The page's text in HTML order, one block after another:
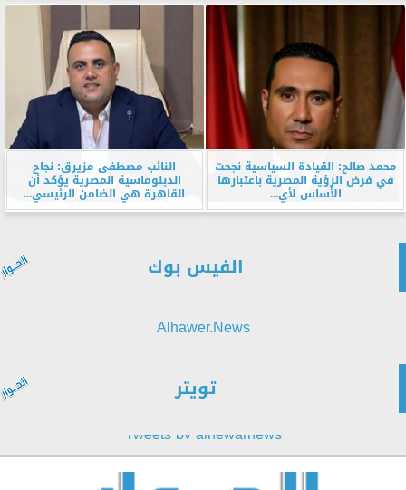
محمد صالح: القيادة السياسية نجحت
في فرض الرؤية المصرية باعتبارها
الأساس لأي...
النائب مصطفى مزيرق: نجاح
الدبلوماسية المصرية يؤكد أن
القاهرة هي الضامن الرئيسي...
الفيس بوك
Alhawer.News
تويتر
Tweets by alhewarnews